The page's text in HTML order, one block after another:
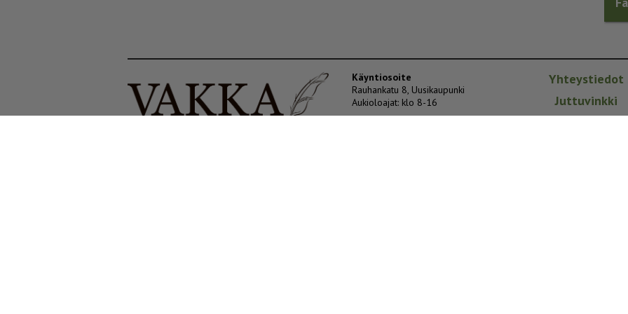
Käyntiosoite
Rauhankatu 8, Uusikaupunki
Aukioloajat: klo 8-16
Yhteystiedot
Juttuvinkki